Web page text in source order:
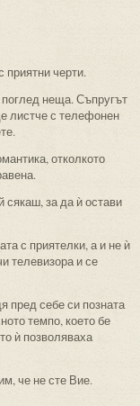
черти.
неща. Съпругът
листче с телефонен
отколкото
сякаш, за да ѝ остави
с приятелки, а и не ѝ
телевизора и се
пред себе си позната
темпо, което бе
ѝ позволяваха
че не сте Вие.